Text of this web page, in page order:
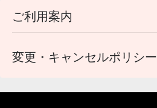
ご利用案内
変更・キャンセルポリシー